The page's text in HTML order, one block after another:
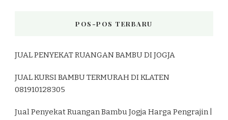
POS-POS TERBARU
JUAL PENYEKAT RUANGAN BAMBU DI JOGJA
JUAL KURSI BAMBU TERMURAH DI KLATEN
081910128305
Jual Penyekat Ruangan Bambu Jogja Harga Pengrajin |